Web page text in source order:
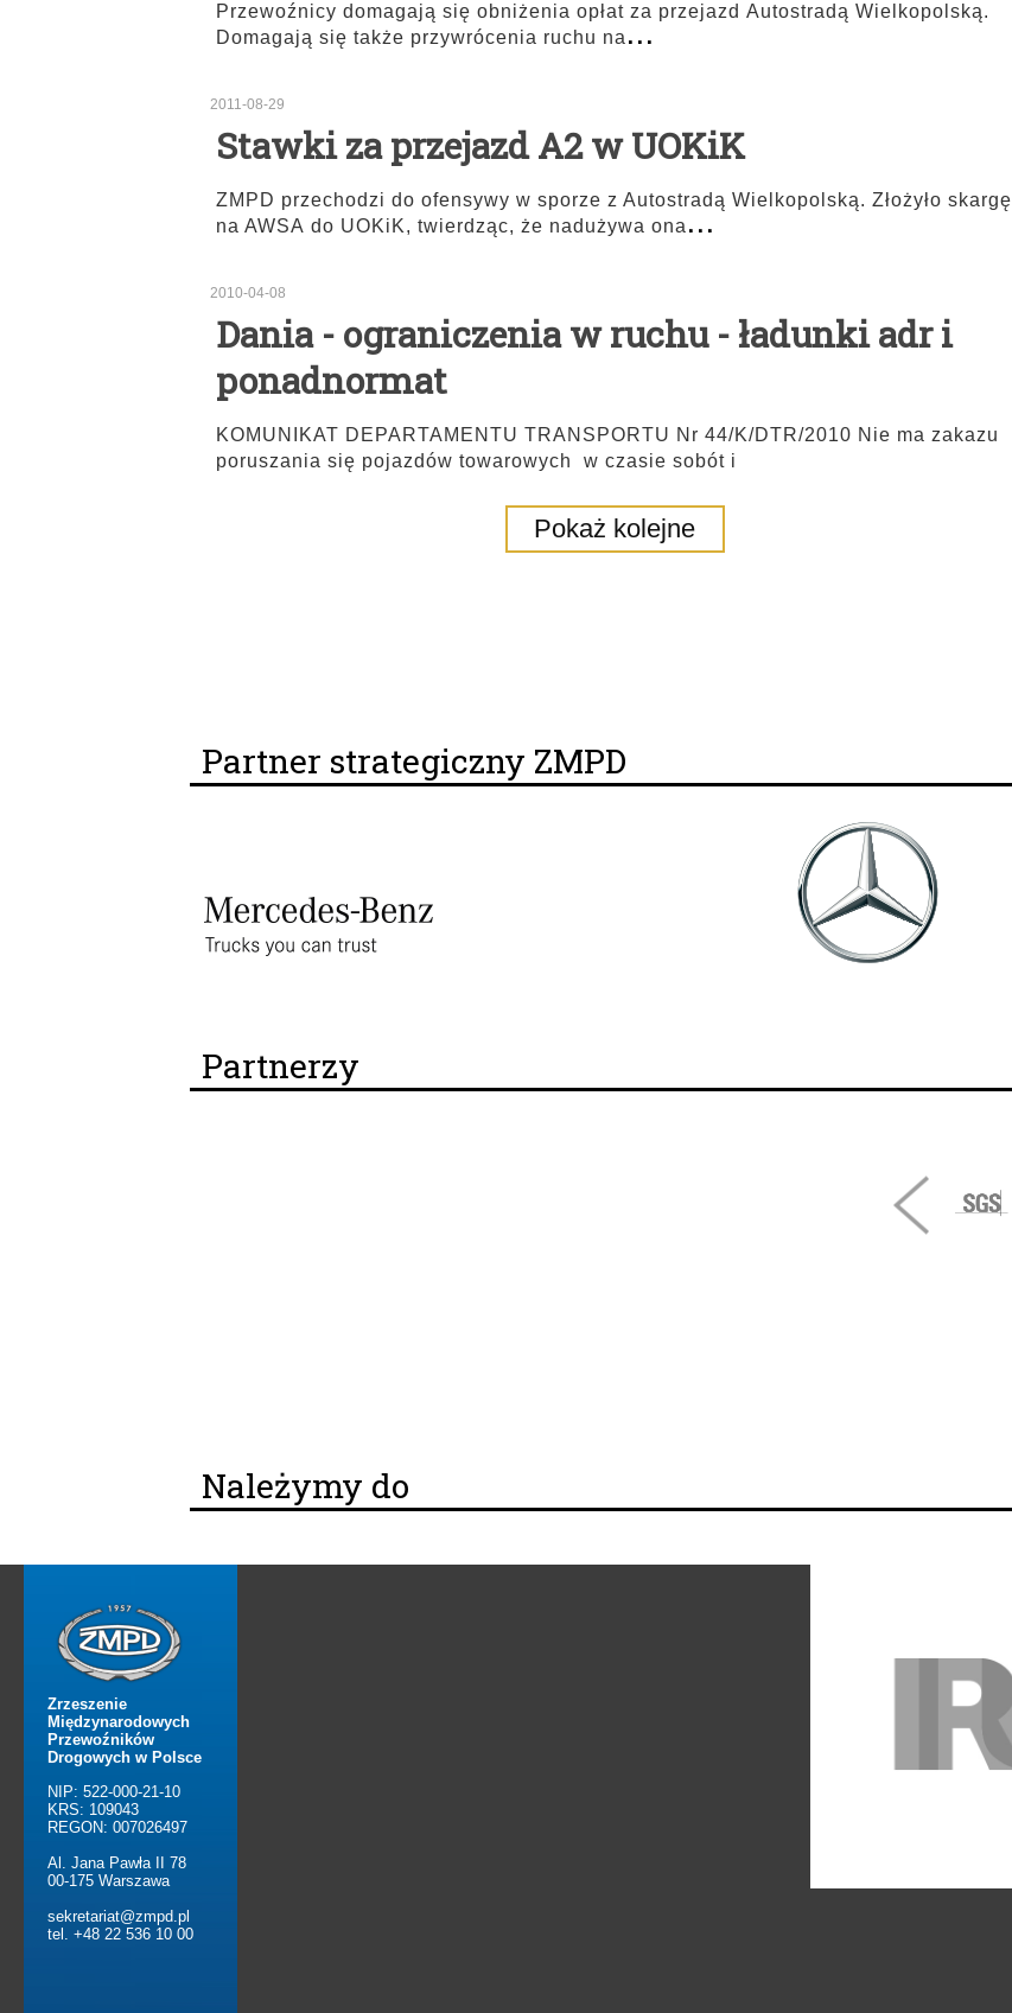
Przewoźnicy domagają się obniżenia opłat za przejazd Autostradą Wielkopolską.
Domagają się także przywrócenia ruchu na ...
2011-08-29
Stawki za przejazd A2 w UOKiK
ZMPD przechodzi do ofensywy w sporze z Autostradą Wielkopolską. Złożyło skargę
na AWSA do UOKiK, twierdząc, że nadużywa ona ...
2010-04-08
Dania - ograniczenia w ruchu - ładunki adr i
ponadnormat
KOMUNIKAT DEPARTAMENTU TRANSPORTU Nr 44/K/DTR/2010 Nie ma zakazu
poruszania się pojazdów towarowych w czasie sobót i
Pokaż kolejne
Partner strategiczny ZMPD
Partnerzy
Należymy do
Zrzeszenie
Międzynarodowych
Przewoźników
Drogowych w Polsce
NIP: 522-000-21-10
KRS: 109043
REGON: 007026497
Al. Jana Pawła II 78
00-175 Warszawa
sekretariat@zmpd.pl
tel. +48 22 536 10 00